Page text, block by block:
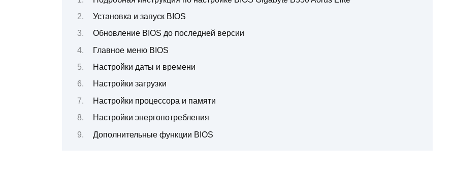
Установка и запуск BIOS
Обновление BIOS до последней версии
Главное меню BIOS
Настройки даты и времени
Настройки загрузки
Настройки процессора и памяти
Настройки энергопотребления
Дополнительные функции BIOS